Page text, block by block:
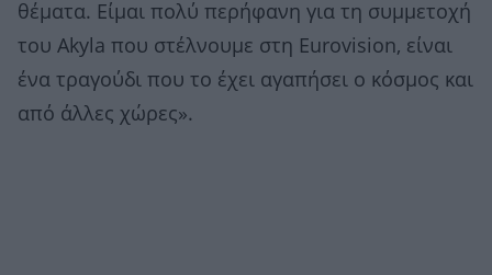
θέματα. Είμαι πολύ περήφανη για τη συμμετοχή
του Akyla που στέλνουμε στη Eurovision, είναι
ένα τραγούδι που το έχει αγαπήσει ο κόσμος και
από άλλες χώρες».